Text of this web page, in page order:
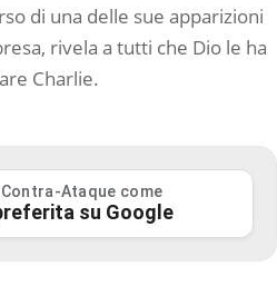
di una delle sue apparizioni
rivela a tutti che Dio le ha
Charlie.
Contra-Ataque come
su Google